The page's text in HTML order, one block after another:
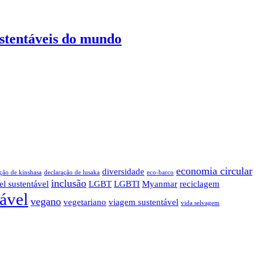
do mundo
de kinshasa declaração de lusaka diversidade eco-barco economia circular
sustentável inclusão LGBT LGBTI Myanmar reciclagem
vegano vegetariano viagem sustentável vida selvagem